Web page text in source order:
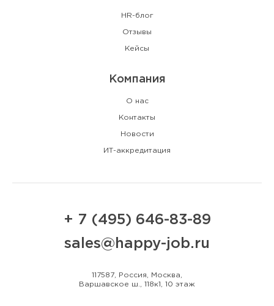
HR-блог
Отзывы
Кейсы
Компания
О нас
Контакты
Новости
ИТ-аккредитация
+ 7 (495) 646-83-89
sales@happy-job.ru
117587, Россия, Москва,
Варшавское ш., 118к1, 10 этаж